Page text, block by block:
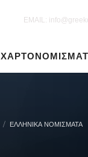
EMAIL:
ΕΛΛΗΝΙΚΆ ΝΟΜΊΣΜΑΤΑ